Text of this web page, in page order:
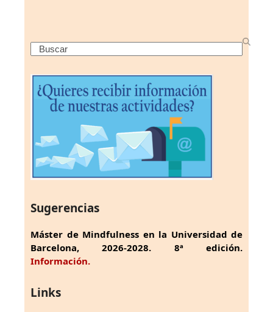
Search
Sugerencias
Máster de Mindfulness en la Universidad de
Barcelona, 2026-2028. 8ª edición.
Información.
Links